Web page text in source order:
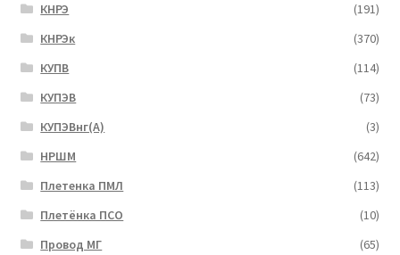
КНРЭ
(191)
КНРЭк
(370)
КУПВ
(114)
КУПЭВ
(73)
КУПЭВнг(А)
(3)
НРШМ
(642)
Плетенка ПМЛ
(113)
Плетёнка ПСО
(10)
Провод МГ
(65)